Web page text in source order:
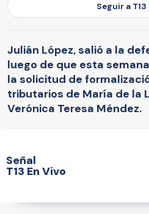
Seguir a T13
Julián López, salió a la
luego de que esta
la solicitud de
tributarios de María de la
Verónica Teresa Méndez.
Señal
T13 En Vivo